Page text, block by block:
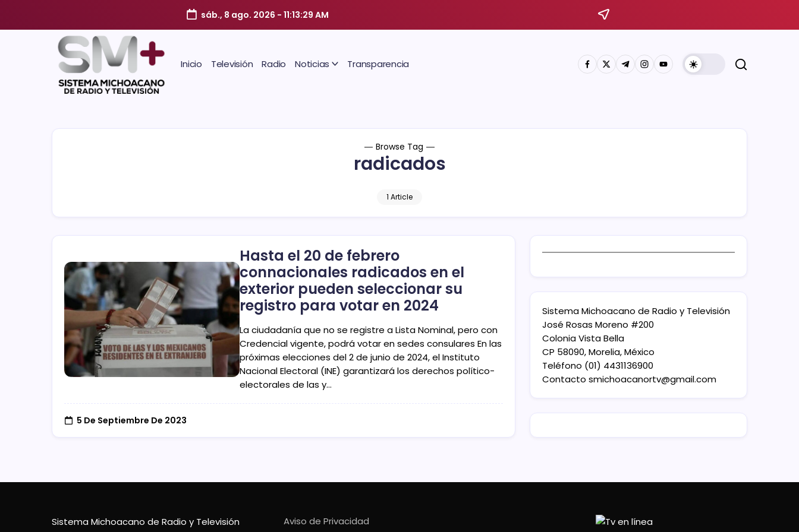
sáb., 8 ago. 2026 - 11:13:30 AM
Inicio Televisión Radio Noticias Transparencia
Browse Tag
radicados
1 Article
Hasta el 20 de febrero
connacionales radicados en el
exterior pueden seleccionar su
registro para votar en 2024
La ciudadanía que no se registre a Lista Nominal, pero con
Credencial vigente, podrá votar en sedes consulares En las
próximas elecciones del 2 de junio de 2024, el Instituto
Nacional Electoral (INE) garantizará los derechos político-
electorales de las y…
5 De Septiembre De 2023
Sistema Michoacano de Radio y Televisión
José Rosas Moreno #200
Colonia Vista Bella
CP 58090, Morelia, México
Teléfono (01) 4431136900
Contacto smichoacanortv@gmail.com
Sistema Michoacano de Radio y Televisión
Aviso de Privacidad